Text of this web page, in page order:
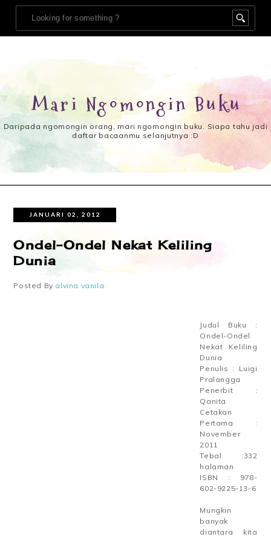
Mari Ngomongin Buku
Daripada ngomongin orang, mari ngomongin buku. Siapa tahu jadi
daftar bacaanmu selanjutnya :D
JANUARI 02, 2012
Ondel-Ondel Nekat Keliling
Dunia
Posted By alvina vanila
Judul Buku :
Ondel-Ondel
Nekat Keliling
Dunia
Penulis : Luigi
Pralangga
Penerbit :
Qanita
Cetakan
Pertama :
November
2011
Tebal :332
halaman
ISBN : 978-
602-9225-13-6
Mungkin
banyak
diantara kita